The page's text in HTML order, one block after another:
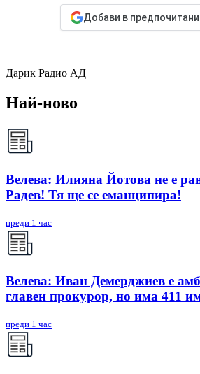
Добави в
Дарик Радио АД
Най-ново
Велева: Илияна Йотова не е
Радев! Тя ще се еманципира!
преди 1 час
Велева: Иван Демерджиев е
главен прокурор, но има 411
преди 1 час